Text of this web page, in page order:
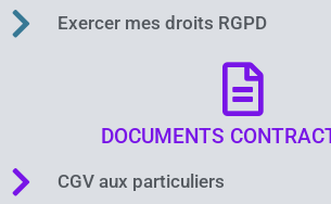
Exercer mes droits RGPD
DOCUMENTS
CGV aux particuliers